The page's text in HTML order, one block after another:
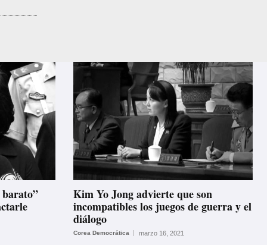
Kim Yo Jong advierte que son
incompatibles los juegos de guerra y el
diálogo
Corea Democrática marzo 16, 2021